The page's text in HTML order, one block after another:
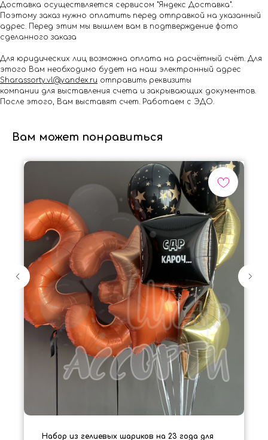
Доставка осуществляется сервисом "Яндекс Доставка".
Поэтому заказ нужно оплатить перед отправкой на указанный
адрес. Перед этим мы вышлем вам в подтверждение фото
сделанного заказа
Для юридических лиц возможна оплата на расчётный счёт. Для
этого Вам необходимо будет на наш электронный адрес
Shar.assorty.vl@yandex.ru отправить реквизиты
компании для выставления счета и закрывающих документов.
После этого, Вам выставят счет. Работаем с ЭДО.
Вам может понравиться
Набор из гелиевых шариков на 23 года для